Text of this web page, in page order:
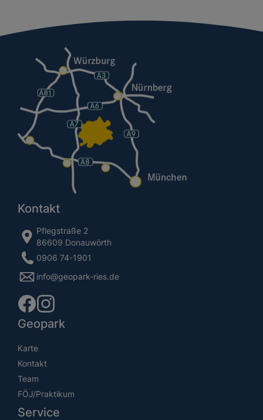
Kontakt
Pflegstraße 2
86609 Donauwörth
0906 74-1901
info@geopark-ries.de
Geopark
Karte
Kontakt
Team
FÖJ/Praktikum
Service